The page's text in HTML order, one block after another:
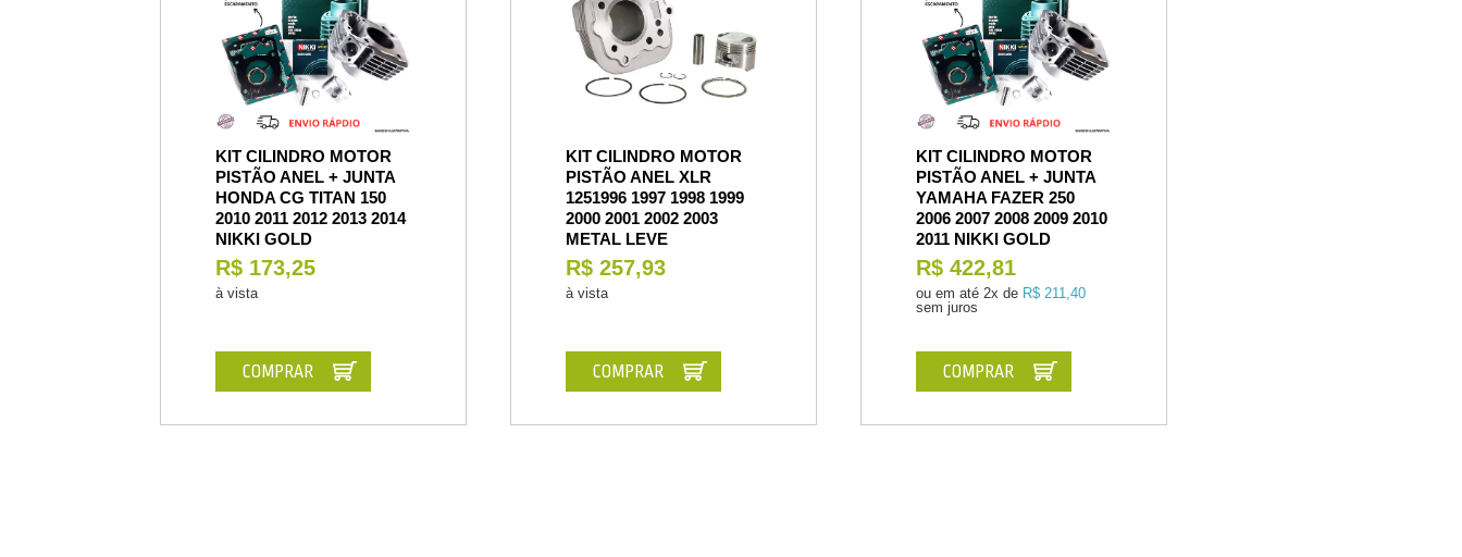
KIT CILINDRO MOTOR
PISTÃO ANEL + JUNTA
HONDA CG TITAN 150
2010 2011 2012 2013 2014
NIKKI GOLD
R$ 173,25
à vista
COMPRAR
KIT CILINDRO MOTOR
PISTÃO ANEL XLR
1251996 1997 1998 1999
2000 2001 2002 2003
METAL LEVE
R$ 257,93
à vista
COMPRAR
KIT CILINDRO MOTOR
PISTÃO ANEL + JUNTA
YAMAHA FAZER 250
2006 2007 2008 2009 2010
2011 NIKKI GOLD
R$ 422,81
ou em até 2x de R$ 211,40
sem juros
COMPRAR